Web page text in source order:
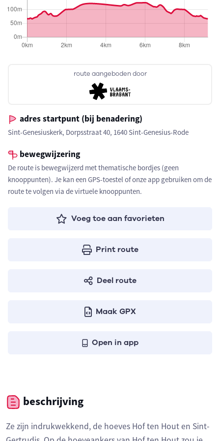
route aangeboden door
adres startpunt (bij benadering)
Sint-Genesiuskerk, Dorpsstraat 40, 1640 Sint-Genesius-Rode
bewegwijzering
De route is bewegwijzerd met thematische bordjes (geen
knooppunten). Je kan een GPS-toestel of onze app gebruiken om de
route te volgen via de virtuele knooppunten.
Voeg toe aan favorieten
Print route
Deel route
Maak GPX
Open in app
beschrijving
Ze zijn indrukwekkend, de hoeves Hof ten Hout en Sint-